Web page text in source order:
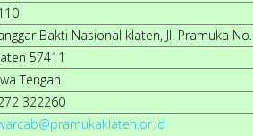
Bakti Nasional klaten, Jl. Pramuka
57411
Tengah
322260